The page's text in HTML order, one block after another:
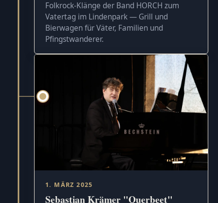
Folkrock-Klänge der Band HORCH zum
Vatertag im Lindenpark — Grill und
Bierwagen für Väter, Familien und
Pfingstwanderer.
1. MÄRZ 2025
Sebastian Krämer "Querbeet"